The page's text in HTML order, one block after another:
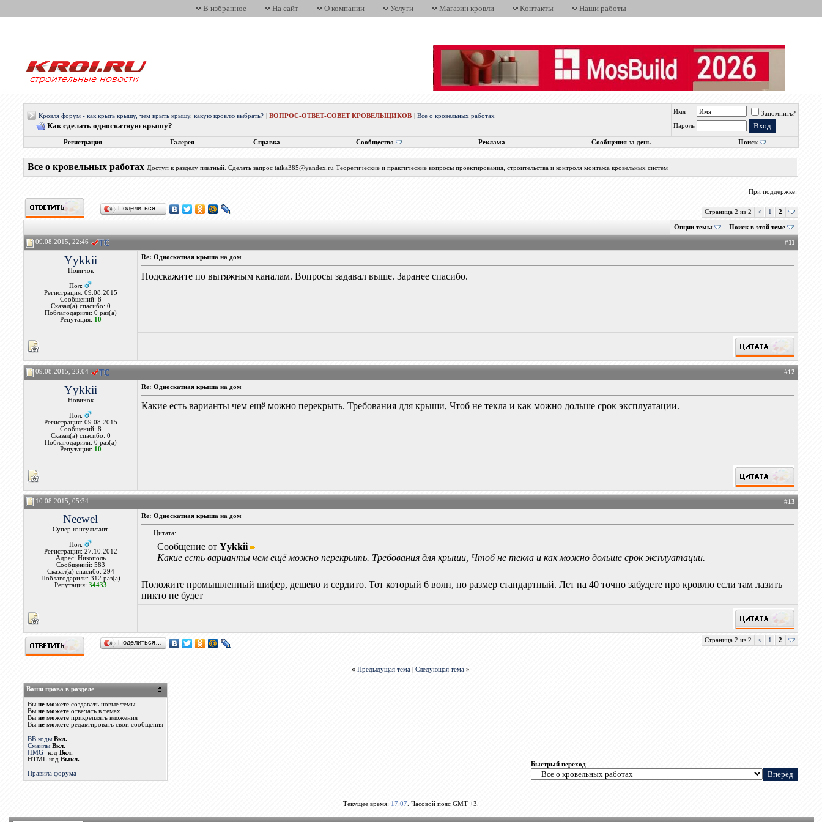
В избранное На сайт О компании Услуги Магазин кровли Контакты Наши работы
Кровля форум - как крыть крышу, чем крыть крышу, какую кровлю выбрать? |ВОПРОС-ОТВЕТ-СОВЕТ КРОВЕЛЬЩИКОВ |Все о кровельных работах
Как сделать односкатную крышу?
Имя
Запомнить?
Пароль
Регистрация Галерея Справка Сообщество Реклама Сообщения за день Поиск
Все о кровельных работах Доступ к разделу платный. Сделать запрос tatka385@yandex.ru Теоретические и практические вопросы проектирования, строительства и контроля монтажа кровельных систем
При поддержке:
Поделиться…
Страница 2 из 2 < 1 2
Опции темы Поиск в этой теме
09.08.2015, 22:46 #11
Yykkii
Новичок
Пол:
Регистрация: 09.08.2015
Сообщений: 8
Сказал(а) спасибо: 0
Поблагодарили: 0 раз(а)
Репутация: 10
Re: Односкатная крыша на дом
Подскажите по вытяжным каналам. Вопросы задавал выше. Заранее спасибо.
09.08.2015, 23:04 #12
Yykkii
Новичок
Пол:
Регистрация: 09.08.2015
Сообщений: 8
Сказал(а) спасибо: 0
Поблагодарили: 0 раз(а)
Репутация: 10
Re: Односкатная крыша на дом
Какие есть варианты чем ещё можно перекрыть. Требования для крыши, Чтоб не текла и как можно дольше срок эксплуатации.
10.08.2015, 05:34 #13
Neewel
Супер консультант
Пол:
Регистрация: 27.10.2012
Адрес: Никополь
Сообщений: 583
Сказал(а) спасибо: 294
Поблагодарили: 312 раз(а)
Репутация: 34433
Re: Односкатная крыша на дом
Цитата:
Сообщение отYykkii
Какие есть варианты чем ещё можно перекрыть. Требования для крыши, Чтоб не текла и как можно дольше срок эксплуатации.
Положите промышленный шифер, дешево и сердито. Тот который 6 волн, но размер стандартный. Лет на 40 точно забудете про кровлю если там лазить
никто не будет
Поделиться… Страница 2 из 2 < 1 2
« Предыдущая тема |Следующая тема »
Ваши права в разделе
Выне можете создавать новые темы
Выне можете отвечать в темах
Выне можете прикреплять вложения
Выне можете редактировать свои сообщения
BB коды Вкл.
Смайлы Вкл.
[IMG] кодВкл.
HTML кодВыкл.
Правила форума
Быстрый переход
Текущее время: 17:07. Часовой пояс GMT +3.